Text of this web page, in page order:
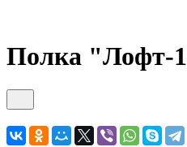
Полка "Лофт-